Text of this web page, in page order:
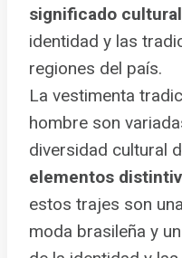
significado cultural
identidad y las
regiones del país.
La vestimenta
hombre son
diversidad cultural
elementos
estos trajes son
moda brasileña y